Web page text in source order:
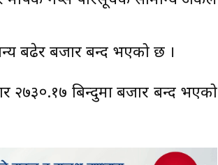
बढेर बजार बन्द भएको छ ।
२७३०.१७ बिन्दुमा बजार बन्द भएको